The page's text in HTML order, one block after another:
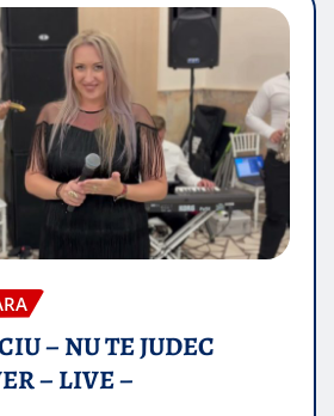
– NU TE JUDEC
– LIVE –